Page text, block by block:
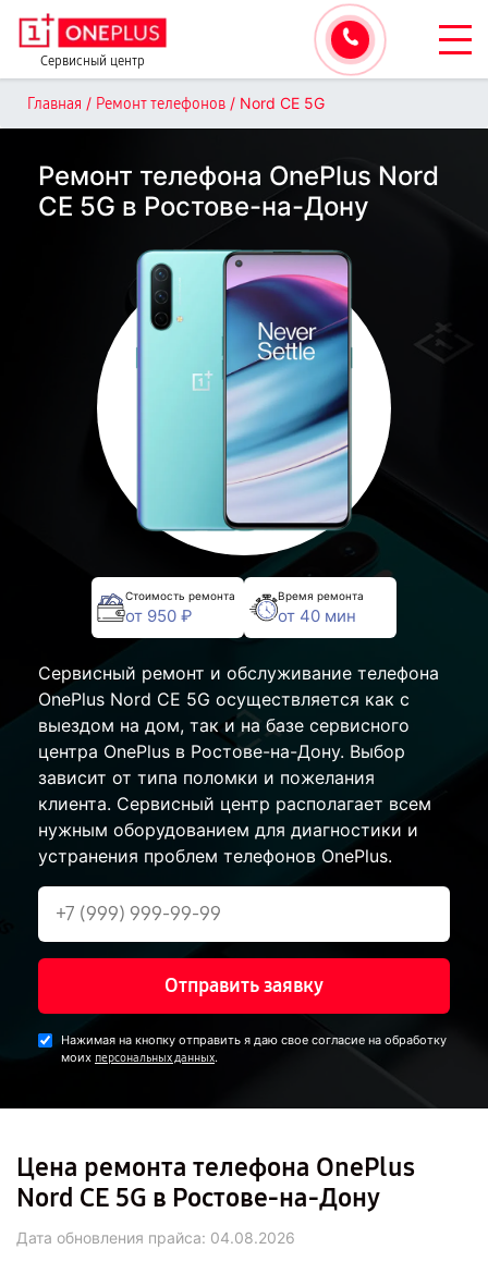
Сервисный центр
Главная / Ремонт телефонов / Nord CE 5G
Ремонт телефона OnePlus Nord
CE 5G в Ростове-на-Дону
Стоимость ремонта
от 950 ₽
Время ремонта
от 40 мин
Сервисный ремонт и обслуживание телефона
OnePlus Nord CE 5G осуществляется как с
выездом на дом, так и на базе сервисного
центра OnePlus в Ростове-на-Дону. Выбор
зависит от типа поломки и пожелания
клиента. Сервисный центр располагает всем
нужным оборудованием для диагностики и
устранения проблем телефонов OnePlus.
Отправить заявку
Нажимая на кнопку отправить я даю свое согласие на обработку
моих персональных данных.
Цена ремонта телефона OnePlus
Nord CE 5G в Ростове-на-Дону
Дата обновления прайса: 04.08.2026